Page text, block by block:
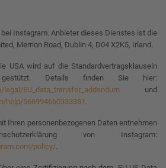
Instagram. Anbieter dieses Dienstes ist die
Merrion Road, Dublin 4, D04 X2K5, Irland.
USA wird auf die Standardvertragsklauseln
gestützt. Details finden Sie hier:
EU_data_transfer_addendum und
help/566994660333381 .
Ihren personenbezogenen Daten entnehmen
von Instagram:
policy/.